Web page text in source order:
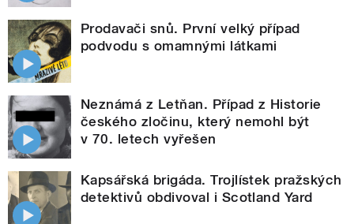
Prodavači snů. První velký případ
podvodu s omamnými látkami
Neznámá z Letňan. Případ z Historie
českého zločinu, který nemohl být
v 70. letech vyřešen
Kapsářská brigáda. Trojlístek pražských
detektivů obdivoval i Scotland Yard